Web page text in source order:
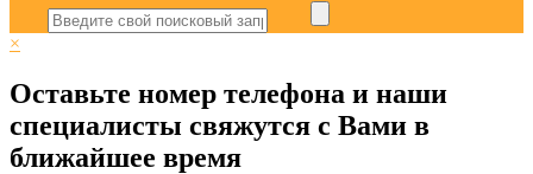
×
Оставьте номер телефона и наши
специалисты свяжутся с Вами в
ближайшее время